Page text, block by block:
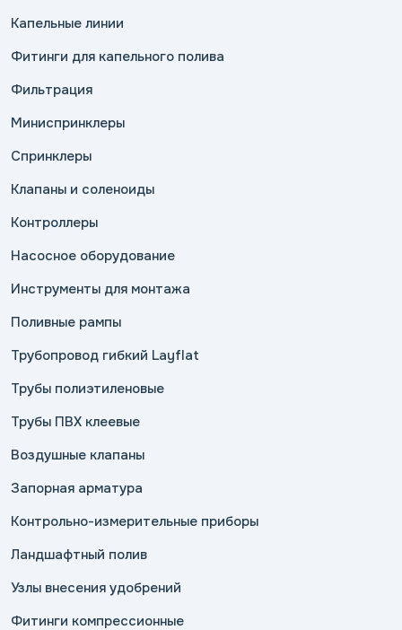
Капельные линии
Фитинги для капельного полива
Фильтрация
Миниспринклеры
Спринклеры
Клапаны и соленоиды
Контроллеры
Насосное оборудование
Инструменты для монтажа
Поливные рампы
Трубопровод гибкий Layflat
Трубы полиэтиленовые
Трубы ПВХ клеевые
Воздушные клапаны
Запорная арматура
Контрольно-измерительные приборы
Ландшафтный полив
Узлы внесения удобрений
Фитинги компрессионные